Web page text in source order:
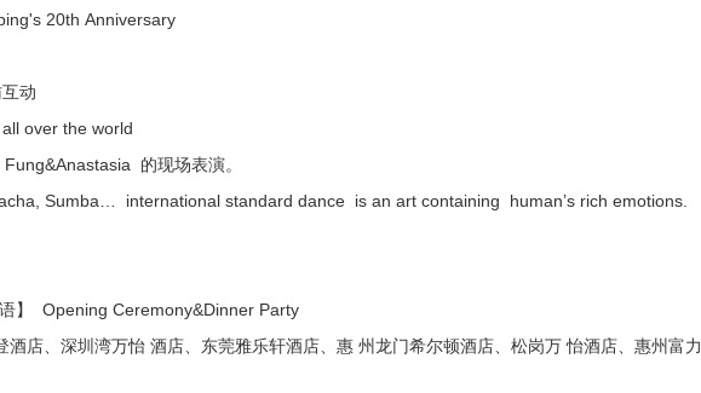
20th Anniversary
动
over the world
的现场表演。
Sumba… international standard dance is an art containing human’s rich emotions.
】 Opening Ceremony&Dinner Party
酒店、深圳湾万怡 酒店、东莞雅乐轩酒店、惠 州龙门希尔顿酒店、松岗万 怡酒店、惠州